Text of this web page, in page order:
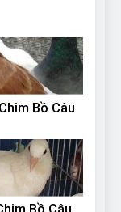
Bồ Câu